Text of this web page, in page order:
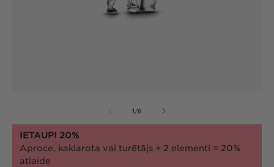
modālā
režīmā
1/no
6
IETAUPI 20%
Aproce, kaklarota vai turētājs + 2 elementi = 20%
atlaide